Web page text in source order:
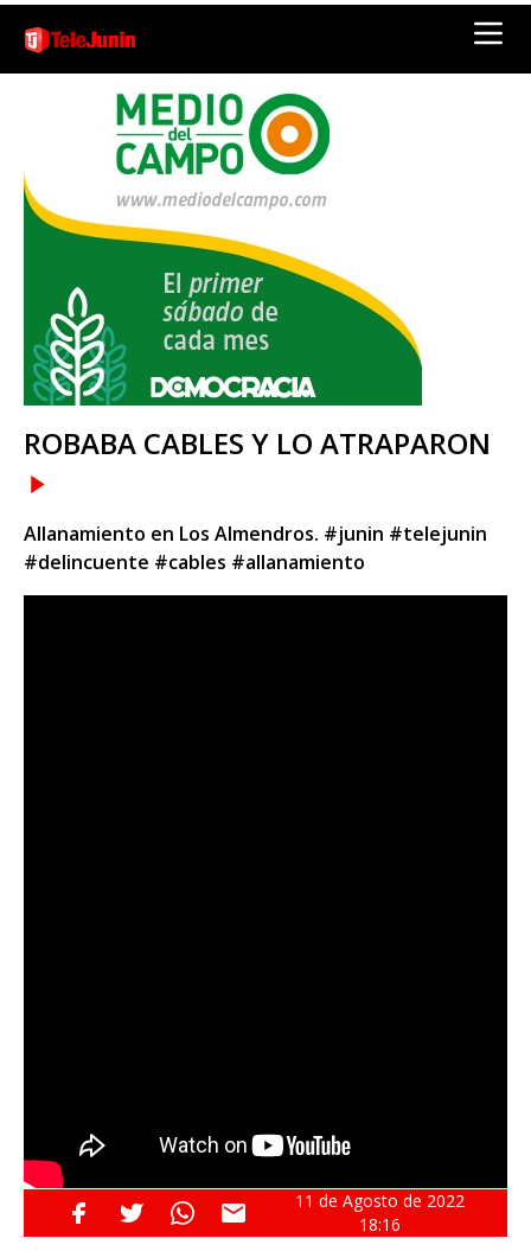
ROBABA CABLES Y LO ATRAPARON
Allanamiento en Los Almendros. #junin #telejunin
#delincuente #cables #allanamiento
11 de Agosto de 2022
18:16